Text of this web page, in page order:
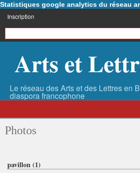
Statistiques google analytics du réseau
Inscription
Arts et
Photos
pavillon (1)